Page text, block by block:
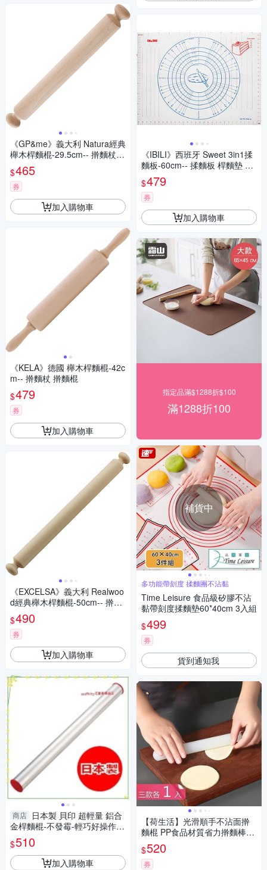
《GP&me》義大利 Natura經典
櫸木桿麵棍-29.5cm-- 擀麵杖
擀麵棍
$465
券
加入購物車
《KELA》德國 櫸木桿麵棍-42c
m-- 擀麵杖 擀麵棍
$479
券
加入購物車
《EXCELSA》義大利 Realwoo
d經典櫸木桿麵棍-50cm-- 擀麵
杖 擀麵棍
$490
券
加入購物車
商店 日本製 貝印 超輕量 鋁合
金桿麵棍-不發霉-輕巧好操作-
可放冰箱冷藏-桿派皮跟餅乾更
好操作
$510
加入購物車
《IBILI》西班牙 Sweet 3in1揉
麵板-60cm-- 揉麵板 桿麵墊 料
理墊 麵糰 揉麵板
$479
券
加入購物車
指定品滿$1288折$100
滿1288折100
補貨中
多功能帶刻度 揉麵團不沾黏
Time Leisure 食品級矽膠不沾
黏帶刻度揉麵墊60*40cm 3入組
$499
券
貨到通知我
【荷生活】光滑順手不沾面擀
麵棍 PP食品材質省力擀麵棒-
三款各1入組
$520
券